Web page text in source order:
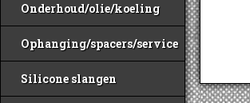
Onderhoud/olie/koeling
Ophanging/spacers/service
Silicone slangen